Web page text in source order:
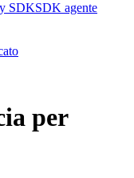
SDKSDK agente
per